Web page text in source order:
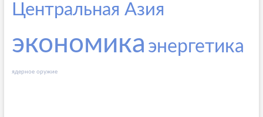
Центральная Азия
экономика энергетика
ядерное оружие